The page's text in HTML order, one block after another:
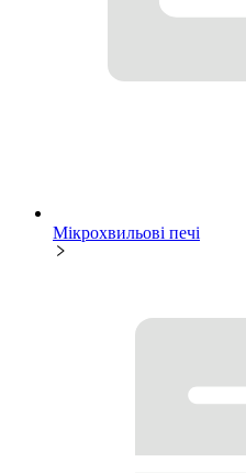
Мікрохвильові печі